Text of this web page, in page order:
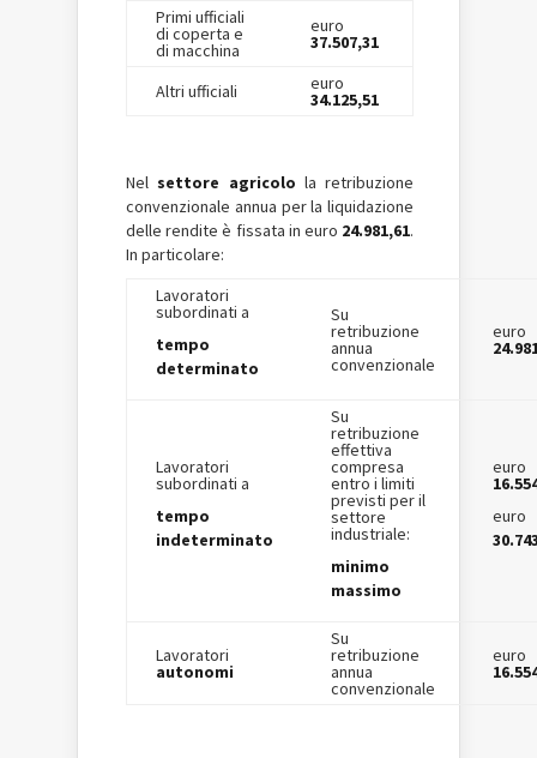
Primi ufficiali
di coperta e
di macchina
euro
37.507,31
Altri ufficiali euro
34.125,51
Nel settore agricolo la retribuzione
convenzionale annua per la liquidazione
delle rendite è fissata in euro 24.981,61.
In particolare:
Lavoratori
subordinati a
tempo
determinato
Su
retribuzione
annua
convenzionale
euro
Lavoratori
subordinati a
tempo
indeterminato
Su
retribuzione
effettiva
compresa
entro i limiti
previsti per il
settore
industriale:
minimo
massimo
euro
euro
Lavoratori
autonomi
Su
retribuzione
annua
convenzionale
euro